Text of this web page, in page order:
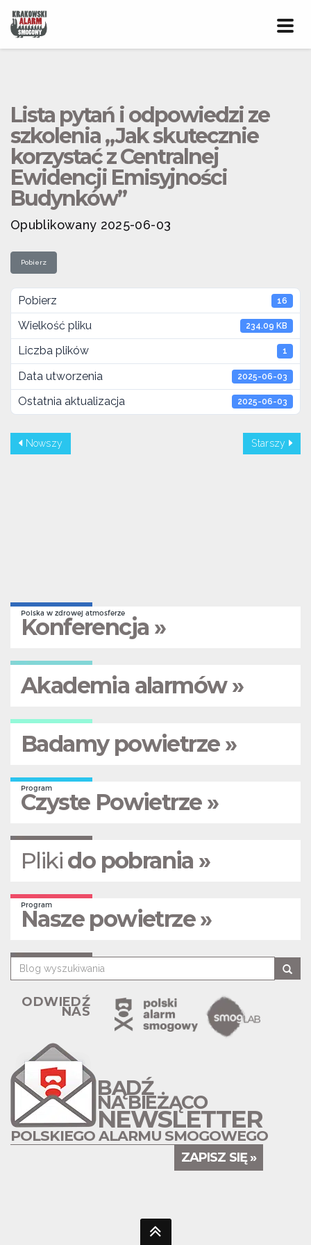
Lista pytań i odpowiedzi ze
szkolenia „Jak skutecznie
korzystać z Centralnej
Ewidencji Emisyjności
Budynków”
Opublikowany 2025-06-03
Pobierz
Pobierz 16
Wielkość pliku 234.09 KB
Liczba plików 1
Data utworzenia 2025-06-03
Ostatnia aktualizacja 2025-06-03
Nowszy Starszy
Polska w zdrowej atmosferze
Konferencja »
Akademia alarmów »
Badamy powietrze »
Program
Czyste Powietrze »
Pliki do pobrania »
Program
Nasze powietrze »
ODWIEDŹ
NAS
BĄDŹ
NA BIEŻĄCO
NEWSLETTER
POLSKIEGO ALARMU SMOGOWEGO
ZAPISZ SIĘ »